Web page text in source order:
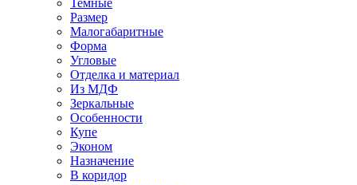
Темные
Размер
Малогабаритные
Форма
Угловые
Отделка и материал
Из МДФ
Зеркальные
Особенности
Купе
Эконом
Назначение
В коридор